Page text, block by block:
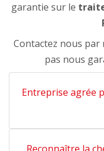
garantie sur le
Contactez nous par
pas nous
Entreprise agrée